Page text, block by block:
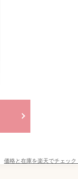
価格と在庫を楽天でチェック